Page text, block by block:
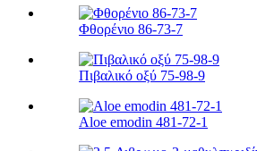
Φθορένιο 86-73-7
Πιβαλικό οξύ 75-98-9
Aloe emodin 481-72-1